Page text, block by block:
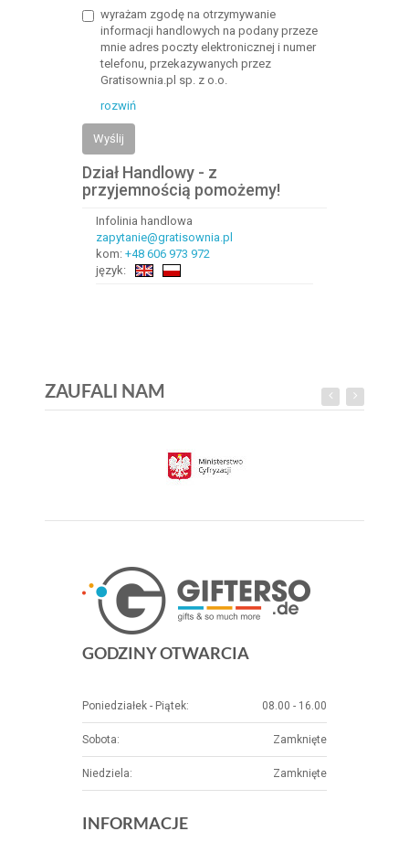
wyrażam zgodę na otrzymywanie
informacji handlowych na podany przeze
mnie adres poczty elektronicznej i numer
telefonu, przekazywanych przez
Gratisownia.pl sp. z o.o.
rozwiń
Wyślij
Dział Handlowy - z
przyjemnością pomożemy!
Infolinia handlowa
zapytanie@gratisownia.pl
kom: +48 606 973 972
język:
ZAUFALI NAM
GODZINY OTWARCIA
Poniedziałek - Piątek: 08.00 - 16.00
Sobota: Zamknięte
Niedziela: Zamknięte
INFORMACJE